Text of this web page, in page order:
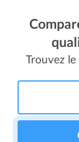
Trouvez